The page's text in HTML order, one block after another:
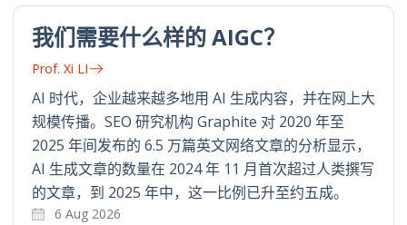
我们需要什么样的 AIGC？
Prof. Xi LI
AI 时代，企业越来越多地用 AI 生成内容，并在网上大
规模传播。SEO 研究机构 Graphite 对 2020 年至
2025 年间发布的 6.5 万篇英文网络文章的分析显示，
AI 生成文章的数量在 2024 年 11 月首次超过人类撰写
的文章，到 2025 年中，这一比例已升至约五成。
6 Aug 2026